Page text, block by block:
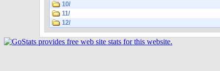
10/
11/
12/